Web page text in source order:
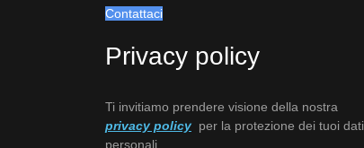
Contattaci
Privacy policy
Ti invitiamo prendere visione della nostra
privacy policy per la protezione dei tuoi dati
personali.